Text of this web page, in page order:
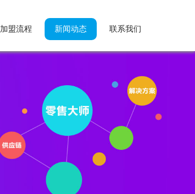
加盟流程 新闻动态 联系我们